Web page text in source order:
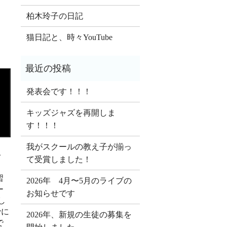
柏木玲子の日記
猫日記と、時々YouTube
発表会です！！！
キッズジャズを再開しま
す！！！
我がスクールの教え子が揃っ
て受賞しました！
2026年 4月〜5月のライブの
お知らせです
2026年、新規の生徒の募集を